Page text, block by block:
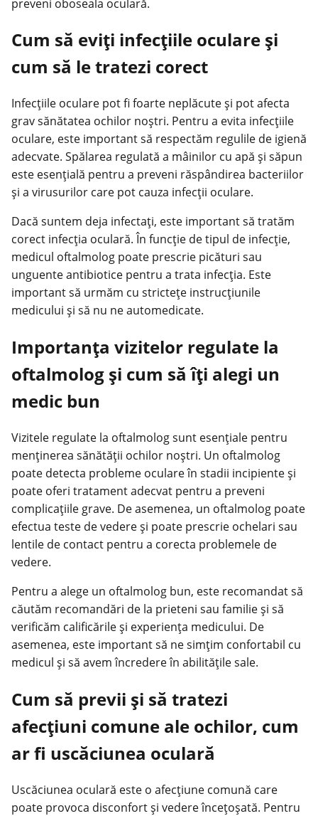
preveni oboseala oculară.
Cum să eviți infecțiile oculare și
cum să le tratezi corect
Infecțiile oculare pot fi foarte neplăcute și pot afecta
grav sănătatea ochilor noștri. Pentru a evita infecțiile
oculare, este important să respectăm regulile de igienă
adecvate. Spălarea regulată a mâinilor cu apă și săpun
este esențială pentru a preveni răspândirea bacteriilor
și a virusurilor care pot cauza infecții oculare.
Dacă suntem deja infectați, este important să tratăm
corect infecția oculară. În funcție de tipul de infecție,
medicul oftalmolog poate prescrie picături sau
unguente antibiotice pentru a trata infecția. Este
important să urmăm cu strictețe instrucțiunile
medicului și să nu ne automedicate.
Importanța vizitelor regulate la
oftalmolog și cum să îți alegi un
medic bun
Vizitele regulate la oftalmolog sunt esențiale pentru
menținerea sănătății ochilor noștri. Un oftalmolog
poate detecta probleme oculare în stadii incipiente și
poate oferi tratament adecvat pentru a preveni
complicațiile grave. De asemenea, un oftalmolog poate
efectua teste de vedere și poate prescrie ochelari sau
lentile de contact pentru a corecta problemele de
vedere.
Pentru a alege un oftalmolog bun, este recomandat să
căutăm recomandări de la prieteni sau familie și să
verificăm calificările și experiența medicului. De
asemenea, este important să ne simțim confortabil cu
medicul și să avem încredere în abilitățile sale.
Cum să previi și să tratezi
afecțiuni comune ale ochilor, cum
ar fi uscăciunea oculară
Uscăciunea oculară este o afecțiune comună care
poate provoca disconfort și vedere încețoșată. Pentru